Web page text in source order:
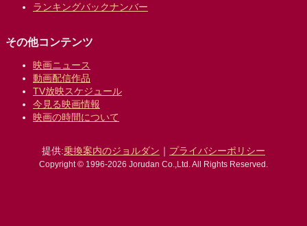
ランキングバックナンバー
その他コンテンツ
映画ニュース
動画配信作品
TV放映スケジュール
今見る映画情報
映画の時間について
提供:乗換案内のジョルダン ｜ プライバシーポリシー
Copyright © 1996-2026 Jorudan Co.,Ltd. All Rights Reserved.